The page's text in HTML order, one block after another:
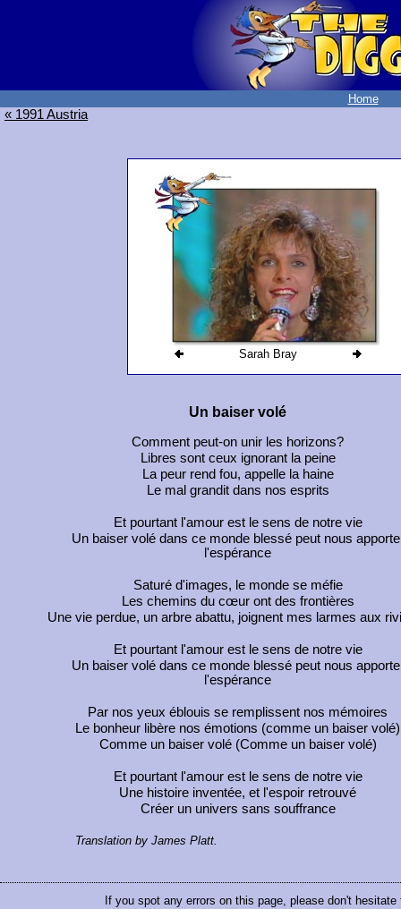
Home
« 1991 Austria
Sarah Bray
Un baiser volé
Comment peut-on unir les horizons?
Libres sont ceux ignorant la peine
La peur rend fou, appelle la haine
Le mal grandit dans nos esprits
Et pourtant l'amour est le sens de notre vie
Un baiser volé dans ce monde blessé peut nous
l'espérance
Saturé d'images, le monde se méfie
Les chemins du cœur ont des frontières
Une vie perdue, un arbre abattu, joignent mes larmes aux
Et pourtant l'amour est le sens de notre vie
Un baiser volé dans ce monde blessé peut nous
l'espérance
Par nos yeux éblouis se remplissent nos mémoires
Le bonheur libère nos émotions (comme un baiser volé)
Comme un baiser volé (Comme un baiser volé)
Et pourtant l'amour est le sens de notre vie
Une histoire inventée, et l'espoir retrouvé
Créer un univers sans souffrance
Translation by James Platt.
If you spot any errors on this page, please don't